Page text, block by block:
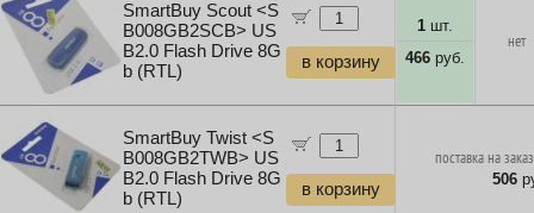
SmartBuy Scout <S
B008GB2SCB> US
B2.0 Flash Drive 8G
b (RTL)
в корзину
1 шт.
466 руб.
нет
SmartBuy Twist <S
B008GB2TWB> US
B2.0 Flash Drive 8G
b (RTL)
в корзину
поставка на
506